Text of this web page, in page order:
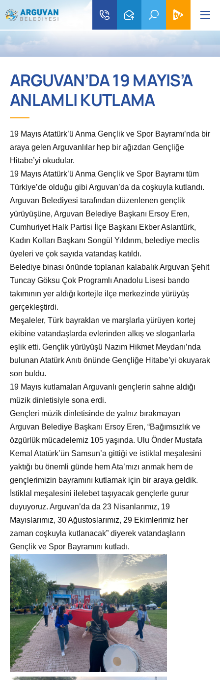
ARGUVAN’DA 19 MAYIS’A
ANLAMLI KUTLAMA
19 Mayıs Atatürk’ü Anma Gençlik ve Spor Bayramı’nda bir
araya gelen Arguvanlılar hep bir ağızdan Gençliğe
Hitabe’yi okudular.
19 Mayıs Atatürk’ü Anma Gençlik ve Spor Bayramı tüm
Türkiye’de olduğu gibi Arguvan’da da coşkuyla kutlandı.
Arguvan Belediyesi tarafından düzenlenen gençlik
yürüyüşüne, Arguvan Belediye Başkanı Ersoy Eren,
Cumhuriyet Halk Partisi İlçe Başkanı Ekber Aslantürk,
Kadın Kolları Başkanı Songül Yıldırım, belediye meclis
üyeleri ve çok sayıda vatandaş katıldı.
Belediye binası önünde toplanan kalabalık Arguvan Şehit
Tuncay Göksu Çok Programlı Anadolu Lisesi bando
takımının yer aldığı kortejle ilçe merkezinde yürüyüş
gerçekleştirdi.
Meşaleler, Türk bayrakları ve marşlarla yürüyen kortej
ekibine vatandaşlarda evlerinden alkış ve sloganlarla
eşlik etti. Gençlik yürüyüşü Nazım Hikmet Meydanı’nda
bulunan Atatürk Anıtı önünde Gençliğe Hitabe’yi okuyarak
son buldu.
19 Mayıs kutlamaları Arguvanlı gençlerin sahne aldığı
müzik dinletisiyle sona erdi.
Gençleri müzik dinletisinde de yalnız bırakmayan
Arguvan Belediye Başkanı Ersoy Eren, “Bağımsızlık ve
özgürlük mücadelemiz 105 yaşında. Ulu Önder Mustafa
Kemal Atatürk’ün Samsun’a gittiği ve istiklal meşalesini
yaktığı bu önemli günde hem Ata’mızı anmak hem de
gençlerimizin bayramını kutlamak için bir araya geldik.
İstiklal meşalesini ilelebet taşıyacak gençlerle gurur
duyuyoruz. Arguvan’da da 23 Nisanlarımız, 19
Mayıslarımız, 30 Ağustoslarımız, 29 Ekimlerimiz her
zaman coşkuyla kutlanacak” diyerek vatandaşların
Gençlik ve Spor Bayramını kutladı.